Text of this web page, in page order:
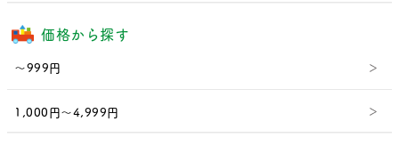
価格から探す
～999円
1,000円～4,999円